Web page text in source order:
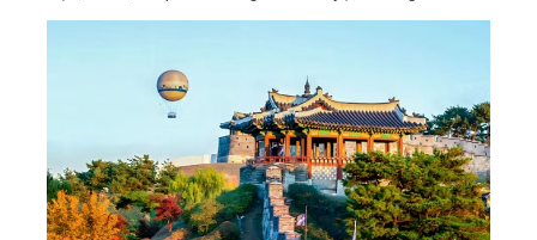
tục đầy đủ, dễ hiểu.